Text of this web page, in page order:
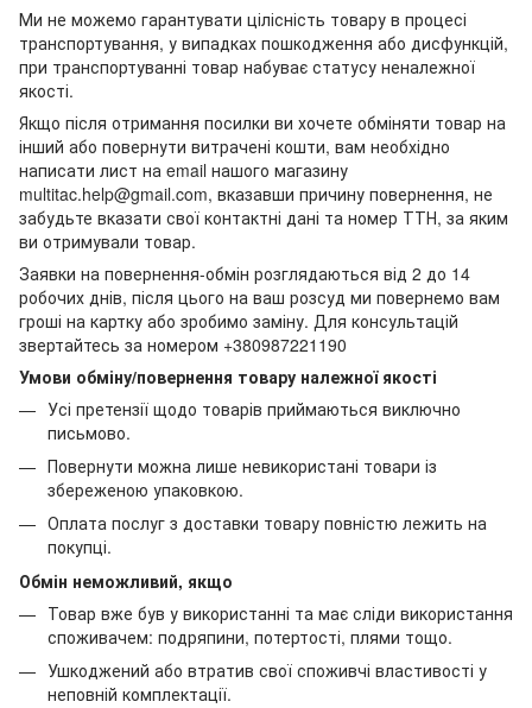
Ми не можемо гарантувати цілісність товару в процесі
транспортування, у випадках пошкодження або дисфункцій,
при транспортуванні товар набуває статусу неналежної
якості.
Якщо після отримання посилки ви хочете обміняти товар на
інший або повернути витрачені кошти, вам необхідно
написати лист на email нашого магазину
multitac.help@gmail.com, вказавши причину повернення, не
забудьте вказати свої контактні дані та номер ТТН, за яким
ви отримували товар.
Заявки на повернення-обмін розглядаються від 2 до 14
робочих днів, після цього на ваш розсуд ми повернемо вам
гроші на картку або зробимо заміну. Для консультацій
звертайтесь за номером +380987221190
Умови обміну/повернення товару належної якості
Усі претензії щодо товарів приймаються виключно
письмово.
Повернути можна лише невикористані товари із
збереженою упаковкою.
Оплата послуг з доставки товару повністю лежить на
покупці.
Обмін неможливий, якщо
Товар вже був у використанні та має сліди використання
споживачем: подряпини, потертості, плями тощо.
Ушкоджений або втратив свої споживчі властивості у
неповній комплектації.